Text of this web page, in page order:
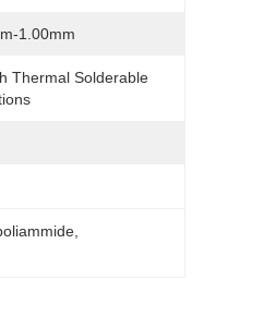
1.00mm
Thermal Solderable